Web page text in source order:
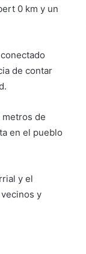
0 km y un
de contar
metros de
en el pueblo
y el
y